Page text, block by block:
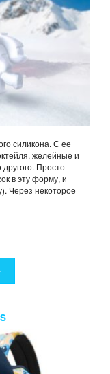
силикона. С ее
желейные и
Просто
в эту форму, и
Через некоторое